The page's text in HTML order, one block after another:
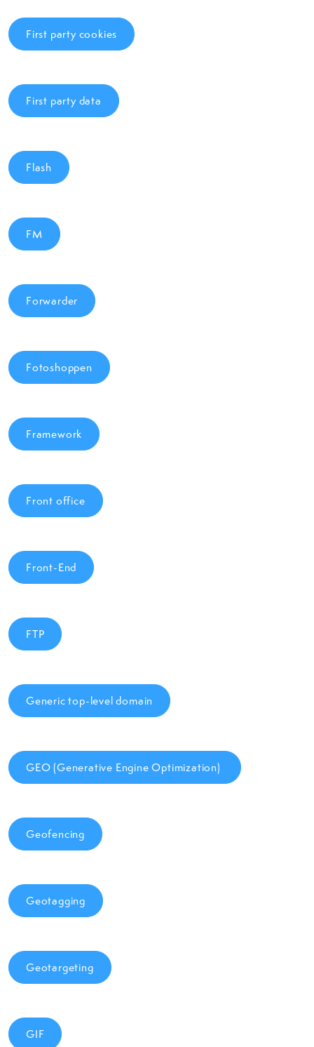
First party cookies
First party data
Flash
FM
Forwarder
Fotoshoppen
Framework
Front office
Front-End
FTP
Generic top-level domain
GEO (Generative Engine Optimization)
Geofencing
Geotagging
Geotargeting
GIF